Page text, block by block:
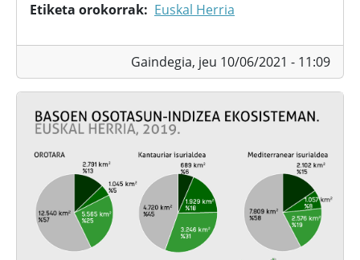
Etiketa orokorrak Euskal Herria
Gaindegia, jeu 10/06/2021 - 11:09